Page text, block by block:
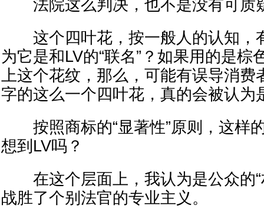
法院这么判决，也不是没有可质
这个四叶花，按一般人的认知，
为它是和LV的“联名”？如果用的是棕
上这个花纹，那么，可能有误导消费
字的这么一个四叶花，真的会被认为
按照商标的“显著性”原则，这样
想到LV吗？
在这个层面上，我认为是公众的“
战胜了个别法官的专业主义。